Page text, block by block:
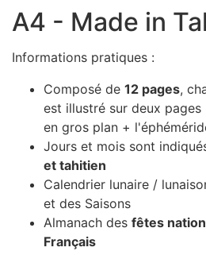
Nos Box (12)
Nouveautés
Informations
Retour et remboursement
Nous contacter
A4 - Made in
Informations pratiques :
Composé de 12 pages,
est illustré sur deux
en gros plan +
Jours et mois sont
et tahitien
Calendrier lunaire /
et des Saisons
Almanach des fêtes
Français